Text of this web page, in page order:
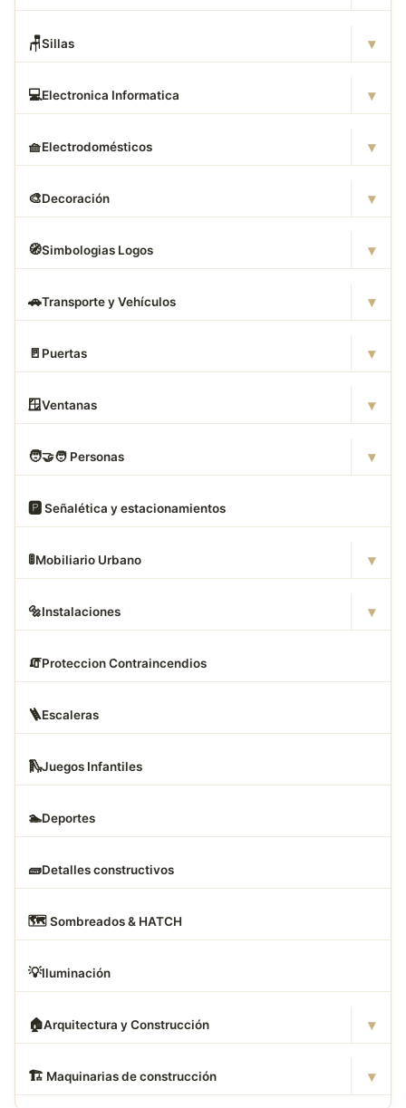
🪑Sillas ▾
💻Electronica Informatica ▾
🧺Electrodomésticos ▾
🎨Decoración ▾
🧭Simbologias Logos ▾
🚗Transporte y Vehículos ▾
🚪 Puertas ▾
🪟Ventanas ▾
🧑‍🤝‍🧑 Personas ▾
🅿️ Señalética y estacionamientos
🚦Mobiliario Urbano ▾
🔩Instalaciones ▾
🧯Proteccion Contraincendios
🪜Escaleras
🛝Juegos Infantiles
🏊Deportes
🧱Detalles constructivos
🗺️ Sombreados & HATCH
💡Iluminación
🏠Arquitectura y Construcción ▾
🏗 ️ Maquinarias de construcción ▾